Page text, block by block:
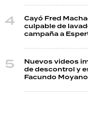
Cayó Fred
culpable de
campaña a
Nuevos videos
de descontrol y
Facundo